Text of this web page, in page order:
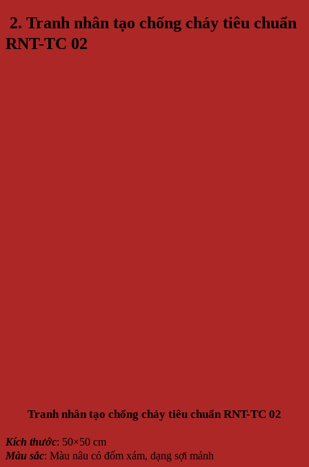
2. Tranh nhân tạo chống cháy tiêu chuẩn
RNT-TC 02
Tranh nhân tạo chống cháy tiêu chuẩn RNT-TC 02
Kích thước: 50×50 cm
Màu sắc: Màu nâu có đốm xám, dạng sợi mảnh